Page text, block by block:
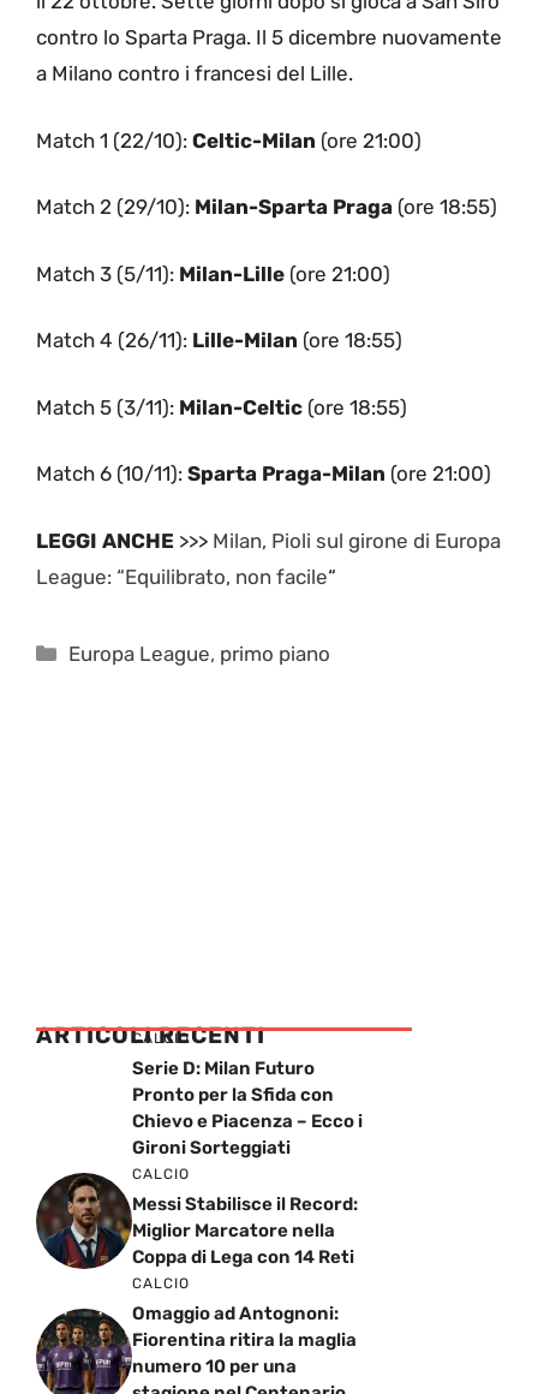
contro lo Sparta Praga. Il 5 dicembre nuovamente
a Milano contro i francesi del Lille.
Match 1 (22/10): Celtic-Milan (ore 21:00)
Match 2 (29/10): Milan-Sparta Praga (ore 18:55)
Match 3 (5/11): Milan-Lille (ore 21:00)
Match 4 (26/11): Lille-Milan (ore 18:55)
Match 5 (3/11): Milan-Celtic (ore 18:55)
Match 6 (10/11): Sparta Praga-Milan (ore 21:00)
LEGGI ANCHE >>> Milan, Pioli sul girone di Europa
League: “Equilibrato, non facile“
Categorie
Europa League, primo piano
ARTICOLI RECENTI
CALCIO
Serie D: Milan Futuro
Pronto per la Sfida con
Chievo e Piacenza – Ecco i
Gironi Sorteggiati
CALCIO
Messi Stabilisce il Record:
Miglior Marcatore nella
Coppa di Lega con 14 Reti
CALCIO
Omaggio ad Antognoni:
Fiorentina ritira la maglia
numero 10 per una